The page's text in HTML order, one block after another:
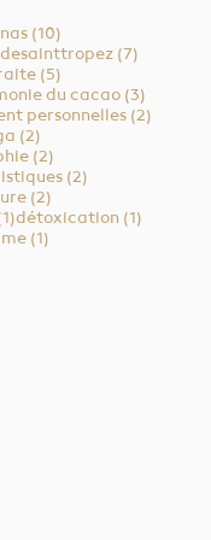
(10)
(7)
(5)
du cacao (3)
personnelles (2)
(2)
(2)
(2)
(2)
1 post
détoxication (1)
(1)